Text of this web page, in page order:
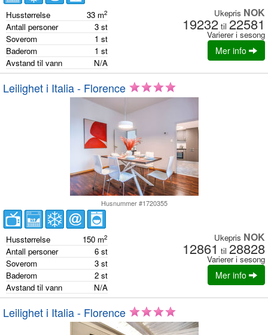
Husstørrelse 33 m2
Antall personer 3 st
Soverom
1 st
Baderom
1 st
Avstand til vann
N/A
Ukepris NOK
19232 til 22581
Varierer i sesong
Mer info
Leilighet i Italia - Florence
Husnummer #1720355
Husstørrelse 150 m2
Antall personer 6 st
Soverom
3 st
Baderom
2 st
Avstand til vann
N/A
Ukepris NOK
12861 til 28828
Varierer i sesong
Mer info
Leilighet i Italia - Florence